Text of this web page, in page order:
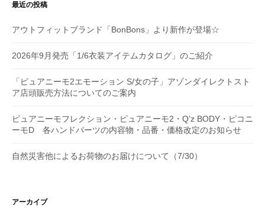
ン
最近の投稿
アウトフィットブランド「BonBons」より新作が登場☆
2026年9月発売「1/6衣装アイテムカタログ」のご紹介
「ピュアニーモ2エモーション S/女の子」アゾンダイレクトスト
ア店頭販売方法についてのご案内
ピュアニーモフレクション・ピュアニーモ2・Q’z BODY・ピコニ
ーモD 各ハンドパーツの内容物・品番・価格改定のお知らせ
自然災害他によるお荷物のお届けについて（7/30）
アーカイブ